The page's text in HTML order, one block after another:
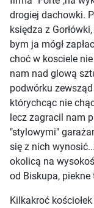
drogiej dachowki.
księdza z
bym ja mógł
choć w kosciele
nam nad glową
podwórku
którychcąc nie
lecz zagracil nam
"stylowymi"
się z nich
okolicą na
od Biskupa,
Kilkakroć